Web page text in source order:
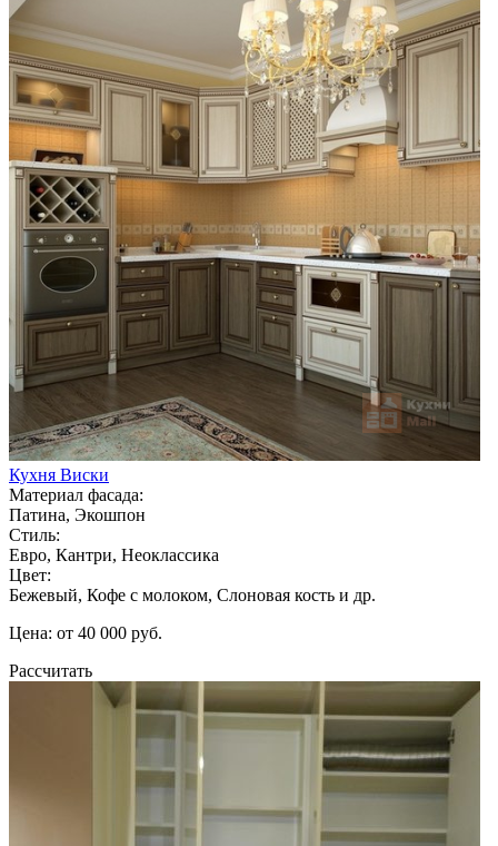
Кухня Виски
Материал фасада:
Патина, Экошпон
Стиль:
Евро, Кантри, Неоклассика
Цвет:
Бежевый, Кофе с молоком, Слоновая кость и др.
Цена: от 40 000 руб.
Рассчитать